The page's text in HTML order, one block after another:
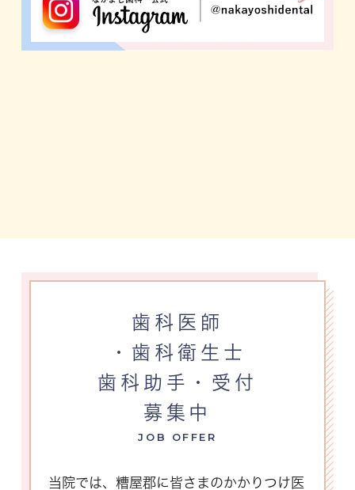
歯科医師
・歯科衛生士
歯科助手・受付
募集中
JOB OFFER
当院では、糟屋郡に皆さまのかかりつけ医